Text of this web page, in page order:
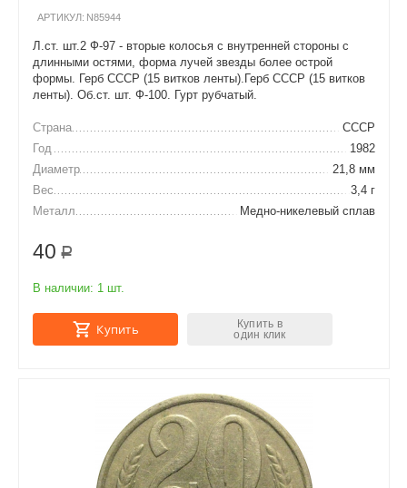
АРТИКУЛ: N85944
Л.ст. шт.2 Ф-97 - вторые колосья с внутренней стороны с
длинными остями, форма лучей звезды более острой
формы. Герб СССР (15 витков ленты).Герб СССР (15 витков
ленты). Об.ст. шт. Ф-100. Гурт рубчатый.
Страна
СССР
Год
1982
Диаметр
21,8 мм
Вес
3,4 г
Металл
Медно-никелевый сплав
40 Р
В наличии: 1 шт.
Купить
Купить в
один клик